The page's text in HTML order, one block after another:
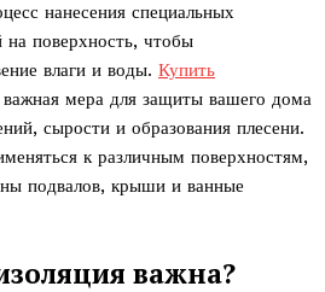
нанесения специальных
поверхность, чтобы
влаги и воды. Купить
мера для защиты вашего дома
сырости и образования плесени.
к различным поверхностям,
подвалов, крыши и ванные
важна?